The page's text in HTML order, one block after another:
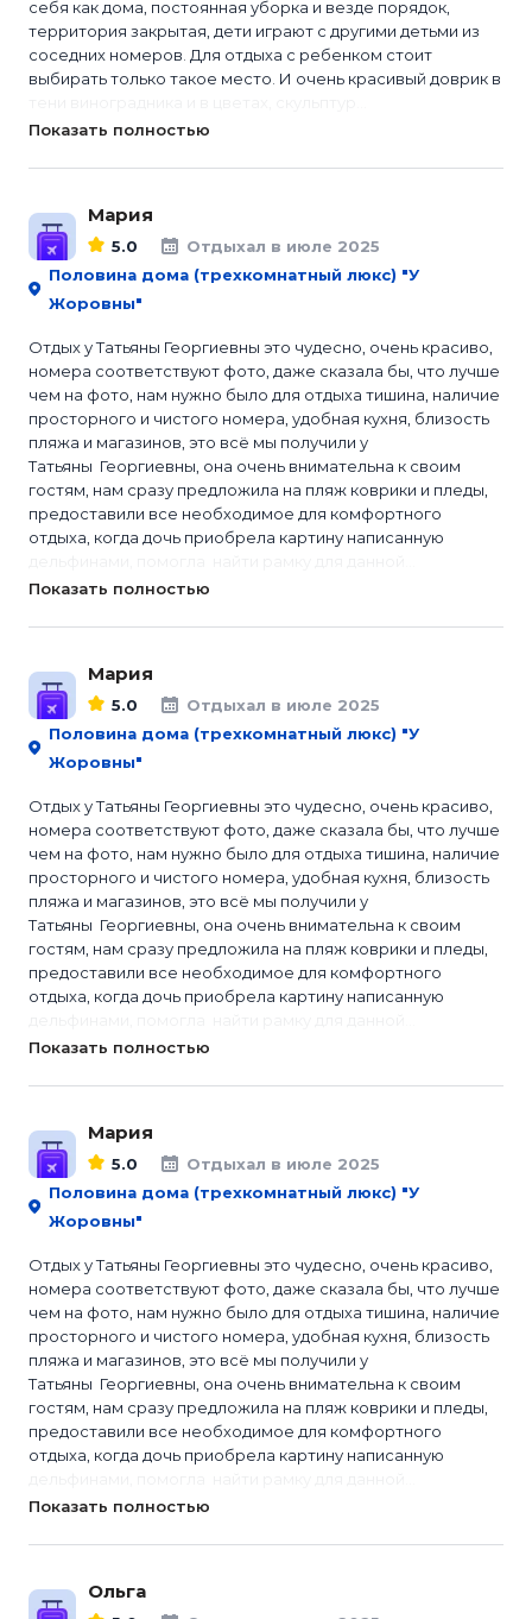
себя как дома, постоянная уборка и везде порядок,
территория закрытая, дети играют с другими детьми из
соседних номеров. Для отдыха с ребенком стоит
выбирать только такое место. И очень красивый доврик в
Показать полностью
Мария
5.0
Отдыхал в июле 2025
Половина дома (трехкомнатный люкс) "У
Жоровны"
Отдых у Татьяны Георгиевны это чудесно, очень красиво,
номера соответствуют фото, даже сказала бы, что лучше
чем на фото, нам нужно было для отдыха тишина, наличие
просторного и чистого номера, удобная кухня, близость
пляжа и магазинов, это всё мы получили у
Татьяны Георгиевны, она очень внимательна к своим
гостям, нам сразу предложила на пляж коврики и пледы,
предоставили все необходимое для комфортного
отдыха, когда дочь приобрела картину написанную
Показать полностью
Мария
5.0
Отдыхал в июле 2025
Половина дома (трехкомнатный люкс) "У
Жоровны"
Отдых у Татьяны Георгиевны это чудесно, очень красиво,
номера соответствуют фото, даже сказала бы, что лучше
чем на фото, нам нужно было для отдыха тишина, наличие
просторного и чистого номера, удобная кухня, близость
пляжа и магазинов, это всё мы получили у
Татьяны Георгиевны, она очень внимательна к своим
гостям, нам сразу предложила на пляж коврики и пледы,
предоставили все необходимое для комфортного
отдыха, когда дочь приобрела картину написанную
Показать полностью
Мария
5.0
Отдыхал в июле 2025
Половина дома (трехкомнатный люкс) "У
Жоровны"
Отдых у Татьяны Георгиевны это чудесно, очень красиво,
номера соответствуют фото, даже сказала бы, что лучше
чем на фото, нам нужно было для отдыха тишина, наличие
просторного и чистого номера, удобная кухня, близость
пляжа и магазинов, это всё мы получили у
Татьяны Георгиевны, она очень внимательна к своим
гостям, нам сразу предложила на пляж коврики и пледы,
предоставили все необходимое для комфортного
отдыха, когда дочь приобрела картину написанную
Показать полностью
Ольга